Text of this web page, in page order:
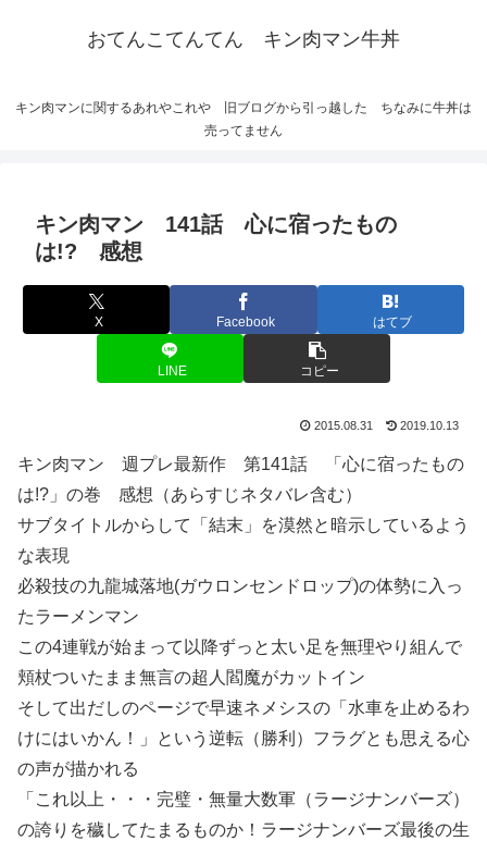
おてんこてんてん キン肉マン牛丼
キン肉マンに関するあれやこれや 旧ブログから引っ越した ちなみに牛丼は
売ってません
キン肉マン 141話 心に宿ったもの
は!? 感想
X Facebook はてブ
LINE コピー
2015.08.31 2019.10.13
キン肉マン 週プレ最新作 第141話 「心に宿ったもの
は!?」の巻 感想（あらすじネタバレ含む）
サブタイトルからして「結末」を漠然と暗示しているよう
な表現
必殺技の九龍城落地(ガウロンセンドロップ)の体勢に入っ
たラーメンマン
この4連戦が始まって以降ずっと太い足を無理やり組んで
頬杖ついたまま無言の超人閻魔がカットイン
そして出だしのページで早速ネメシスの「水車を止めるわ
けにはいかん！」という逆転（勝利）フラグとも思える心
の声が描かれる
「これ以上・・・完璧・無量大数軍（ラージナンバーズ）
の誇りを穢してたまるものか！ラージナンバーズ最後の生